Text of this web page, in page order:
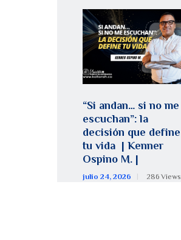
“Si andan… si no me
escuchan”: la
decisión que define
tu vida | Kenner
Ospino M. |
julio 24, 2026 286 Views